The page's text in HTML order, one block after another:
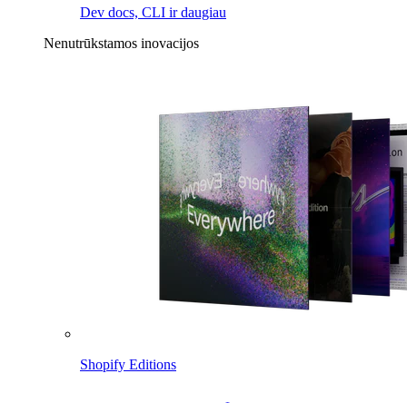
Dev docs, CLI ir daugiau
Nenutrūkstamos inovacijos
Shopify Editions